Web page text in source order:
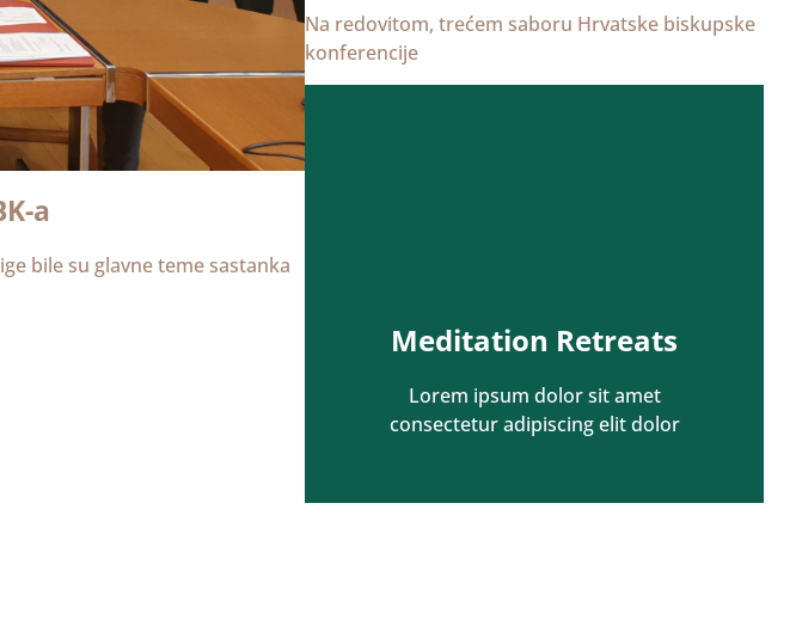
a
bile su glavne teme sastanka
Na redovitom, trećem saboru Hrvatske biskupske
konferencije
Meditation Retreats
Lorem ipsum dolor sit amet
consectetur adipiscing elit dolor